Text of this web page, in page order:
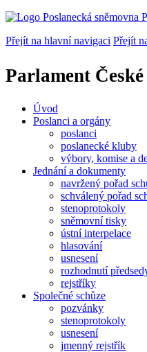
Přejít na hlavní navigaci Přejít
Parlament
Úvod
Poslanci a orgány
poslanci
poslanecké kluby
výbory, komise a
Jednání a dokumenty
navržený pořad
schválený pořad
stenoprotokoly
sněmovní tisky
ústní interpelace
hlasování
usnesení
rozhodnutí
rejstříky
Společné schůze
pozvánky
stenoprotokoly
usnesení
jmenný rejstřík